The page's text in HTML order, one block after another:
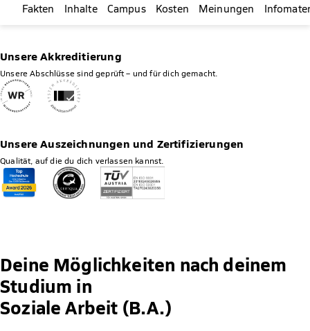
Fakten Inhalte Campus Kosten Meinungen
Unsere Akkreditierung
Unsere Abschlüsse sind geprüft – und für dich gemacht.
Unsere Auszeichnungen und Zertifizierungen
Qualität, auf die du dich verlassen kannst.
Deine Möglichkeiten nach deinem
Studium in
Soziale Arbeit (B.A.)